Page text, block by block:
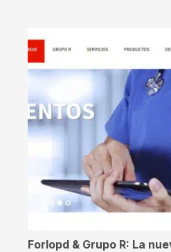
Forlopd & Grupo R: La